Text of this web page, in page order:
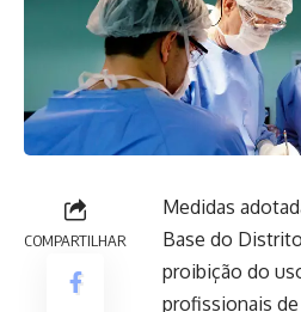
COMPARTILHAR
Medidas
Base do
proibição do
profissionais de